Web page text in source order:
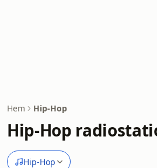
Hem Hip-Hop
Hip-Hop
Hip-Hop